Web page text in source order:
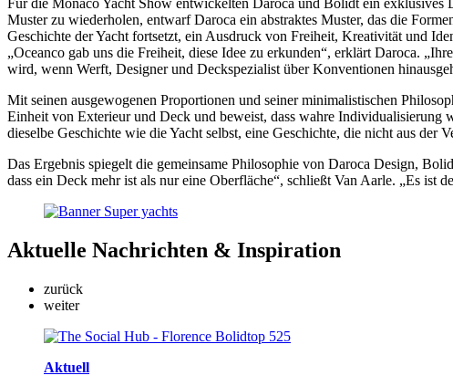
Muster zu wiederholen, entwarf Daroca ein abstraktes Muster, das die
Geschichte der Yacht fortsetzt, ein Ausdruck von Freiheit, Kreativität und
„Oceanco gab uns die Freiheit, diese Idee zu erkunden“, erklärt Daroca.
wird, wenn Werft, Designer und Deckspezialist über Konventionen
Mit seinen ausgewogenen Proportionen und seiner minimalistischen
Einheit von Exterieur und Deck und beweist, dass wahre Individualisierung
dieselbe Geschichte wie die Yacht selbst, eine Geschichte, die nicht aus der
Das Ergebnis spiegelt die gemeinsame Philosophie von Daroca Design,
dass ein Deck mehr ist als nur eine Oberfläche“, schließt Van Aarle. „Es ist
Aktuelle Nachrichten & Inspiration
zurück
weiter
Aktuell